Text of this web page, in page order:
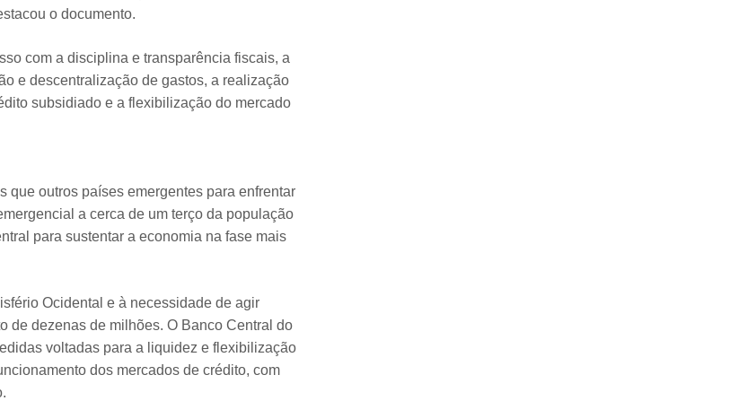
o documento.
com a disciplina e transparência fiscais, a
e descentralização de gastos, a realização
subsidiado e a flexibilização do mercado
que outros países emergentes para enfrentar
a cerca de um terço da população
para sustentar a economia na fase mais
Ocidental e à necessidade de agir
de dezenas de milhões. O Banco Central do
voltadas para a liquidez e flexibilização
dos mercados de crédito, com